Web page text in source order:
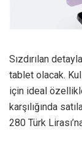
Sızdırılan
tablet olacak.
için ideal
karşılığında
280 Türk